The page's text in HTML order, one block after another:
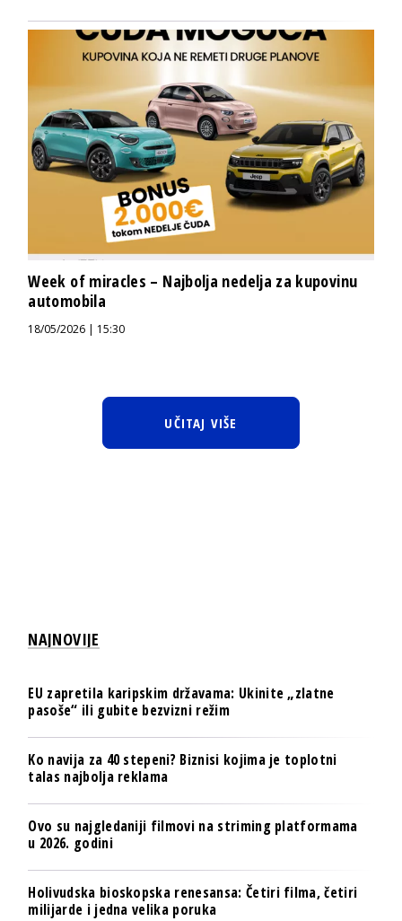
Week of miracles – Najbolja nedelja za kupovinu
automobila
18/05/2026 | 15:30
UČITAJ VIŠE
NAJNOVIJE
EU zapretila karipskim državama: Ukinite „zlatne
pasoše“ ili gubite bezvizni režim
Ko navija za 40 stepeni? Biznisi kojima je toplotni
talas najbolja reklama
Ovo su najgledaniji filmovi na striming platformama
u 2026. godini
Holivudska bioskopska renesansa: Četiri filma, četiri
milijarde i jedna velika poruka